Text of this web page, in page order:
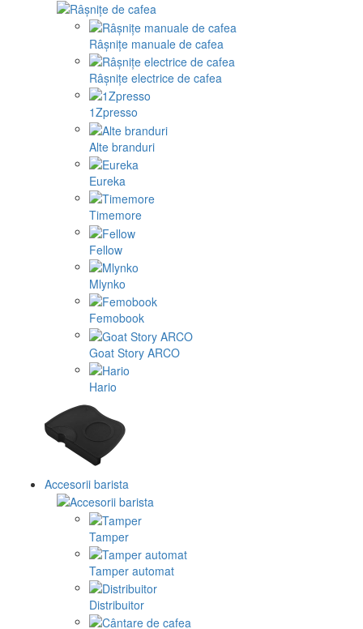
Râșnițe manuale de cafea
Râșnițe electrice de cafea
1Zpresso
Alte branduri
Eureka
Timemore
Fellow
Mlynko
Femobook
Goat Story ARCO
Hario
Accesorii barista
Tamper
Tamper automat
Distribuitor